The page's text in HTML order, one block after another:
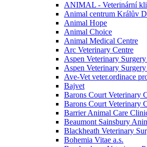
ANIMAL - Veterinární
Animal centrum Králův
Animal Hope
Animal Choice
Animal Medical Centre
Arc Veterinary Centre
Aspen Veterinary
Aspen Veterinary
Ave-Vet veter.ordinace
Bajvet
Barons Court Veterinary
Barons Court Veterinary
Barrier Animal Care
Beaumont Sainsbury
Blackheath Veterinary
Bohemia Vitae a.s.